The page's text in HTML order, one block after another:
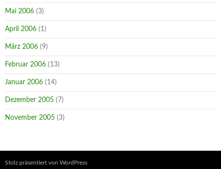
Mai 2006 (3)
April 2006 (1)
März 2006 (9)
Februar 2006 (13)
Januar 2006 (14)
Dezember 2005 (7)
November 2005 (3)
Stolz präsentiert von WordPress